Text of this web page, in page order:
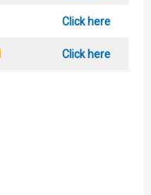
Click here
Click here